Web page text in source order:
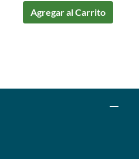
Agregar al Carrito